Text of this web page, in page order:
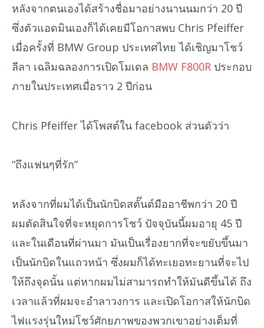
หลังจากตนเองได้สร้างชื่อมาอย่างนานนมกว่า 20 ปี
ซึ่งตัวแอดมินเองก็ได้เคยมีโอกาสพบ Chris Pfeiffer
เมื่อครั้งที่ BMW Group ประเทศไทย ได้เชิญมาโชว์
ลีลา เฉลิมฉลองการเปิดโมเดล BMW F800R ประกอบ
ภายในประเทศเมื่อราว 2 ปีก่อน
Chris Pfeiffer ได้โพสต์ใน facebook ส่วนตัวว่า
“ถึงแฟนๆที่รัก”
หลังจากที่ผมได้เป็นนักบิดสตั๊นต์มืออาชีพกว่า 20 ปี
ผมตัดสินใจที่จะหยุดการโชว์ ปัจจุบันนี้ผมอายุ 45 ปี
และในเดือนที่ผ่านมา มันเป็นเรื่องยากที่จะขยับขึ้นมา
เป็นนักบิดในแถวหน้า ซึ่งผมก็ได้ทะเยอทะยานที่จะไป
ให้ถึงจุดนั้น แต่หากผมไม่สามารถทำให้มันดีขึ้นได้ ถึง
เวลาแล้วที่ผมจะอำลาวงการ และเปิดโอกาสให้นักบิด
ไฟแรงรุ่นใหม่โชว์ศักยภาพของพวกเขาอย่างเต็มที่